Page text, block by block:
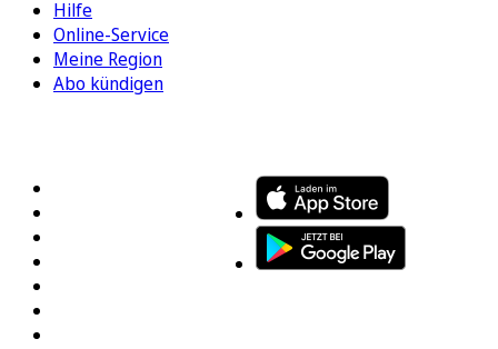
Hilfe
Online-Service
Meine Region
Abo kündigen